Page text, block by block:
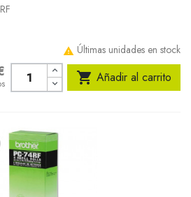
 Últimas unidades en stock
 Añadir al carrito